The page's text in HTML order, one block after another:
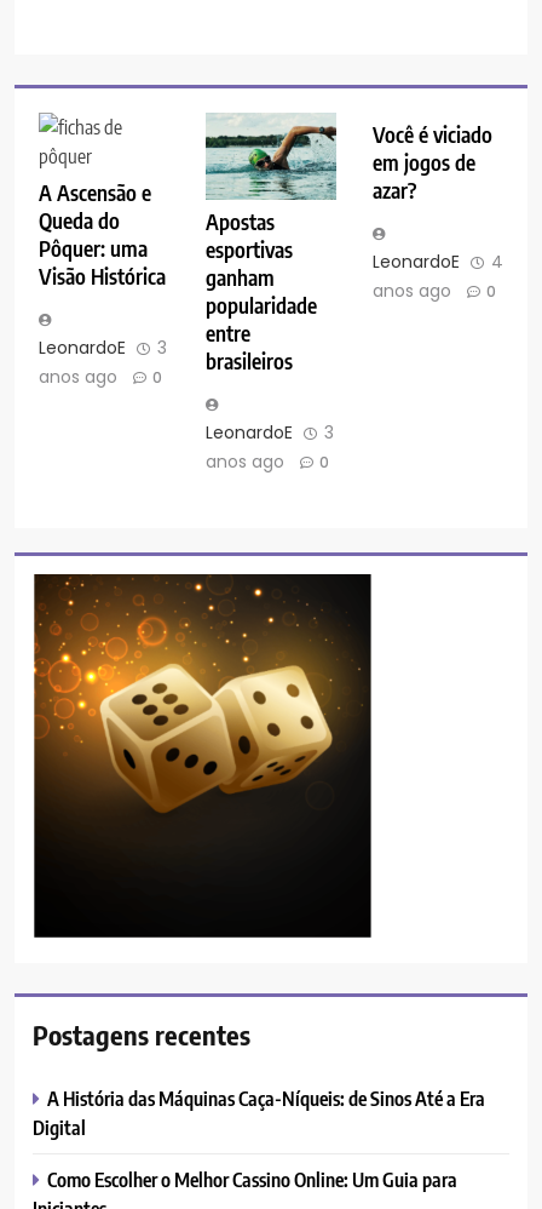
A Ascensão e
Queda do
Pôquer: uma
Visão Histórica
LeonardoE
3
anos ago
0
Apostas
esportivas
ganham
popularidade
entre
brasileiros
LeonardoE
3
anos ago
0
Você é viciado
em jogos de
azar?
LeonardoE
4
anos ago
0
Postagens recentes
A História das Máquinas Caça-Níqueis: de Sinos Até a Era
Digital
Como Escolher o Melhor Cassino Online: Um Guia para